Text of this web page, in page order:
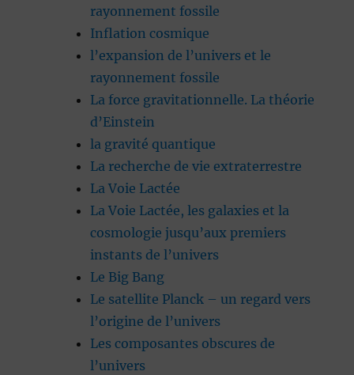
rayonnement fossile
Inflation cosmique
l’expansion de l’univers et le
rayonnement fossile
La force gravitationnelle. La théorie
d’Einstein
la gravité quantique
La recherche de vie extraterrestre
La Voie Lactée
La Voie Lactée, les galaxies et la
cosmologie jusqu’aux premiers
instants de l’univers
Le Big Bang
Le satellite Planck – un regard vers
l’origine de l’univers
Les composantes obscures de
l’univers